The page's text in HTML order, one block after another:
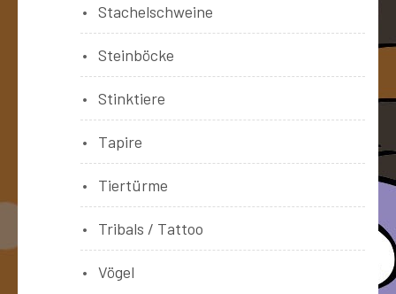
Stachelschweine
Steinböcke
Stinktiere
Tapire
Tiertürme
Tribals / Tattoo
Vögel